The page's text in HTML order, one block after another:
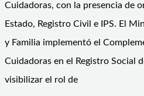
Cuidadoras, con la presencia de
Estado, Registro Civil e IPS. El
y Familia implementó el
Cuidadoras en el Registro Social
visibilizar el rol de